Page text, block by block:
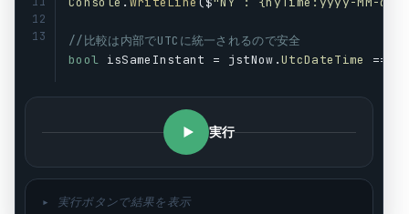
12
13
//比較は内部でUTCに統一されるので安全
bool isSameInstant = jstNow .UtcDateTime ==
実行
▸ 実行ボタンで結果を表示